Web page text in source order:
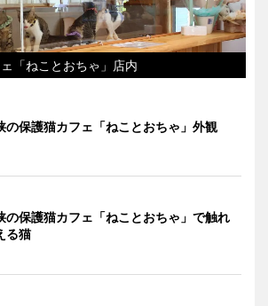
「ねことおちゃ」店内
の保護猫カフェ「ねことおちゃ」外観
の保護猫カフェ「ねことおちゃ」で触れ
る猫